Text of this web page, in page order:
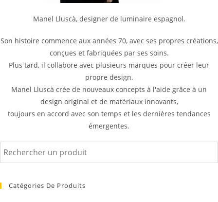
Manel Lluscà, designer de luminaire espagnol.
Son histoire commence aux années 70, avec ses propres créations,
conçues et fabriquées par ses soins.
Plus tard, il collabore avec plusieurs marques pour créer leur
propre design.
Manel Lluscà crée de nouveaux concepts à l'aide grâce à un
design original et de matériaux innovants,
toujours en accord avec son temps et les dernières tendances
émergentes.
Catégories De Produits